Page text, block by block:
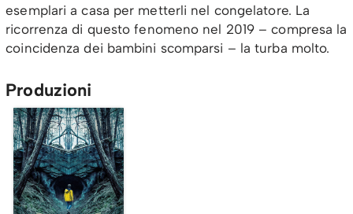
esemplari a casa per metterli nel congelatore. La
ricorrenza di questo fenomeno nel 2019 – compresa la
coincidenza dei bambini scomparsi – la turba molto.
Produzioni